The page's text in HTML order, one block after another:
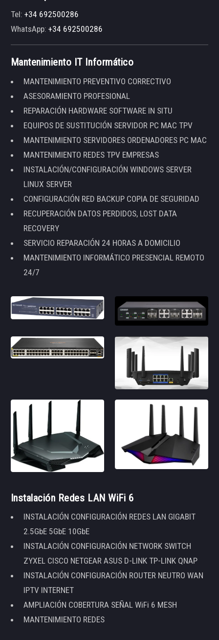
Tel:+34 692500286
WhatsApp:+34 692500286
Mantenimiento IT Informático
MANTENIMIENTO PREVENTIVO CORRECTIVO
ASESORAMIENTO PROFESIONAL
REPARACIÓN HARDWARE SOFTWARE IN SITU
EQUIPOS DE SUSTITUCIÓN SERVIDOR PC MAC TPV
MANTENIMIENTO SERVIDORES ORDENADORES PC MAC
MANTENIMIENTO REDES TPV EMPRESAS
INSTALACIÓN/CONFIGURACIÓN WINDOWS SERVER
LINUX SERVER
CONFIGURACIÓN RED BACKUP COPIA DE SEGURIDAD
RECUPERACIÓN DATOS PERDIDOS, LOST DATA
RECOVERY
SERVICIO REPARACIÓN 24 HORAS A DOMICILIO
MANTENIMIENTO INFORMÁTICO PRESENCIAL REMOTO
24/7
Instalación Redes LAN WiFi 6
INSTALACIÓN CONFIGURACIÓN REDES LAN GIGABIT
2.5GbE 5GbE 10GbE
INSTALACIÓN CONFIGURACIÓN NETWORK SWITCH
ZYXEL CISCO NETGEAR ASUS D-LINK TP-LINK QNAP
INSTALACIÓN CONFIGURACIÓN ROUTER NEUTRO WAN
IPTV INTERNET
AMPLIACIÓN COBERTURA SEÑAL WiFi 6 MESH
MANTENIMIENTO REDES